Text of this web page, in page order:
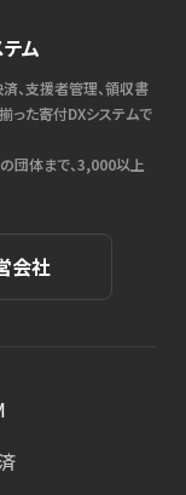
ム
、支援者管理、領収書
った寄付DXシステムで
団体まで、3,000以上
会社